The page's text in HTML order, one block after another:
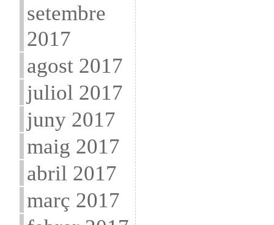
setembre
2017
agost 2017
juliol 2017
juny 2017
maig 2017
abril 2017
març 2017